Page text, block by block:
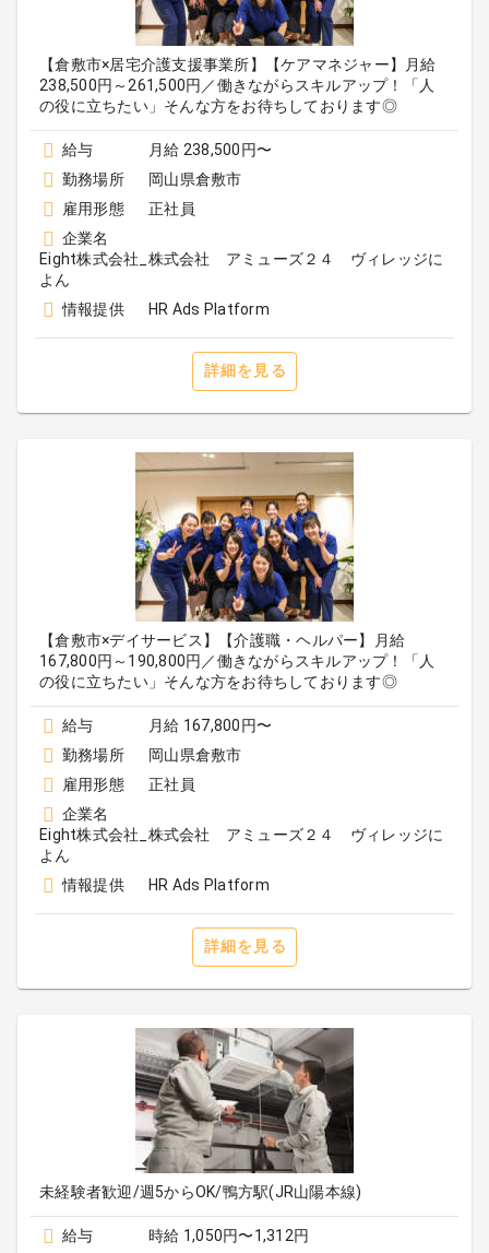
【倉敷市×居宅介護支援事業所】【ケアマネジャー】月給
238,500円～261,500円／働きながらスキルアップ！「人
の役に立ちたい」そんな方をお待ちしております◎
給与
月給 238,500円〜
勤務場所
岡山県倉敷市
雇用形態
正社員
企業名
Eight株式会社_株式会社 アミューズ２４ ヴィレッジに
よん
情報提供
HR Ads Platform
詳細を見る
【倉敷市×デイサービス】【介護職・ヘルパー】月給
167,800円～190,800円／働きながらスキルアップ！「人
の役に立ちたい」そんな方をお待ちしております◎
給与
月給 167,800円〜
勤務場所
岡山県倉敷市
雇用形態
正社員
企業名
Eight株式会社_株式会社 アミューズ２４ ヴィレッジに
よん
情報提供
HR Ads Platform
詳細を見る
未経験者歓迎/週5からOK/鴨方駅(JR山陽本線)
給与
時給 1,050円〜1,312円